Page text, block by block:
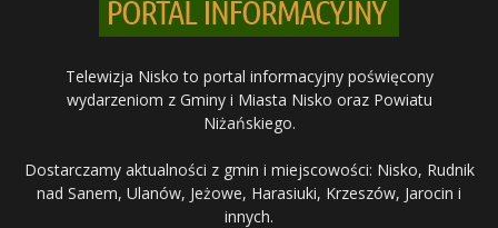
Telewizja Nisko to portal informacyjny poświęcony
wydarzeniom z Gminy i Miasta Nisko oraz Powiatu
Niżańskiego.
Dostarczamy aktualności z gmin i miejscowości: Nisko, Rudnik
nad Sanem, Ulanów, Jeżowe, Harasiuki, Krzeszów, Jarocin i
innych.